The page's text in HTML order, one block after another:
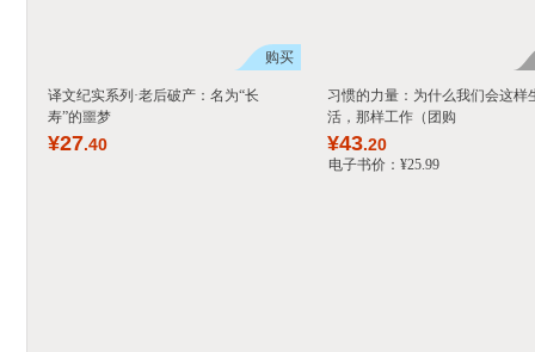
购买
译文纪实系列·老后破产：名为“长
寿”的噩梦
¥27.40
习惯的力量：为什么我们会这样
活，那样工作（团购
¥43.20
电子书价： ¥25.99